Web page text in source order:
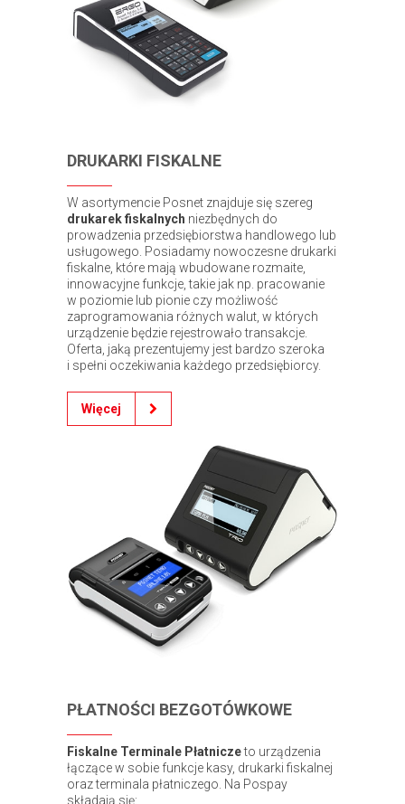
DRUKARKI FISKALNE
W asortymencie Posnet znajduje się szereg
drukarek fiskalnych niezbędnych do
prowadzenia przedsiębiorstwa handlowego lub
usługowego. Posiadamy nowoczesne drukarki
fiskalne, które mają wbudowane rozmaite,
innowacyjne funkcje, takie jak np. pracowanie
w poziomie lub pionie czy możliwość
zaprogramowania różnych walut, w których
urządzenie będzie rejestrowało transakcje.
Oferta, jaką prezentujemy jest bardzo szeroka
i spełni oczekiwania każdego przedsiębiorcy.
Więcej
PŁATNOŚCI BEZGOTÓWKOWE
Fiskalne Terminale Płatniczeto urządzenia
łączące w sobie funkcje kasy, drukarki fiskalnej
oraz terminala płatniczego. Na Pospay
składają się: